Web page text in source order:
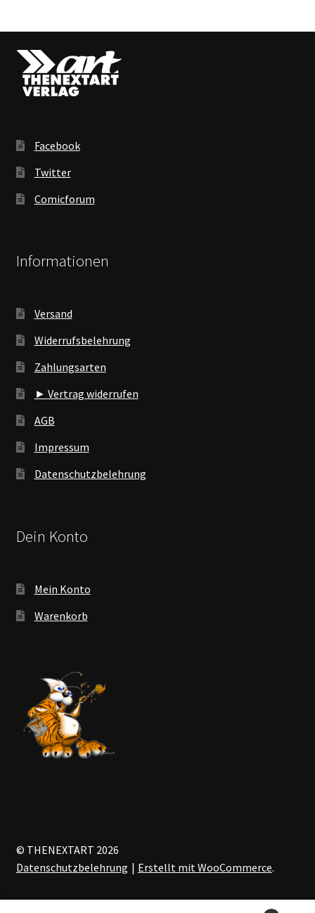
Facebook
Twitter
Comicforum
Informationen
Versand
Widerrufsbelehrung
Zahlungsarten
► Vertrag widerrufen
AGB
Impressum
Datenschutzbelehrung
Dein Konto
Mein Konto
Warenkorb
© THENEXTART 2026
Datenschutzbelehrung
Erstellt mit WooCommerce.